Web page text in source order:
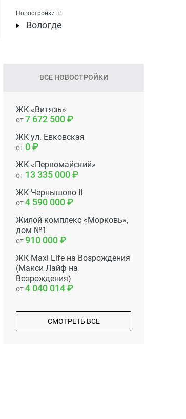
Новостройки в:
Вологде
ВСЕ НОВОСТРОЙКИ
ЖК «Витязь»
от7 672 500
ЖК ул. Евковская
от 0
ЖК «Первомайский»
от 13 335 000
ЖК Чернышово II
от4 590 000
Жилой комплекс «Морковь»,
дом №1
от910 000
ЖК Maxi Life на Возрождения
(Макси Лайф на
Возрождения)
от4 040 014
СМОТРЕТЬ ВСЕ